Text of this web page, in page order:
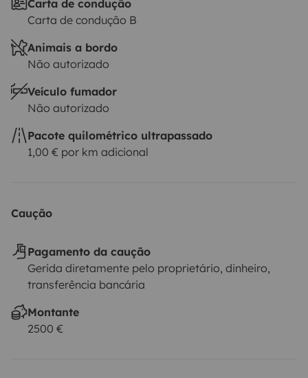
belíssima Auvergne. Se você é um novato, fornecemos
um guia explicativo de todos os equipamentos. .
Carta de condução
Carta de condução B
Animais a bordo
Não autorizado
Veículo fumador
Não autorizado
Pacote quilométrico ultrapassado
1,00 € por km adicional
Caução
Pagamento da caução
Gerida diretamente pelo proprietário, dinheiro,
transferência bancária
Montante
2500 €